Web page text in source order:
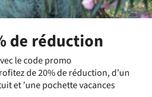
de réduction
le code promo
de 20% de réduction, d’un
et ’une pochette vacances